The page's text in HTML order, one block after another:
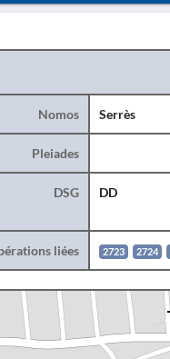
Nomos Serrès
Pleiades
DSG DD
liées 2723 2724